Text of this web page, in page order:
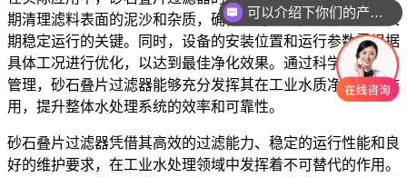
期清理滤料表面的泥沙和杂质，确保过滤效率，是保证设备长
期稳定运行的关键。同时，设备的安装位置和运行参数需根据
具体工况进行优化，以达到最佳净化效果。通过科学的维护和
管理，砂石叠片过滤器能够充分发挥其在工业水质净化中的作
用，提升整体水处理系统的效率和可靠性。
砂石叠片过滤器凭借其高效的过滤能力、稳定的运行性能和良
好的维护要求，在工业水处理领域中发挥着不可替代的作用。
可以介绍下你们的产品么